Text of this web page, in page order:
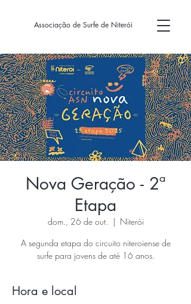
Associação de Surfe de Niterói
Nova Geração - 2ª
Etapa
dom., 26 de out.
  |
Niterói
A segunda etapa do circuito niteroiense de
surfe para jovens de até 16 anos.
Hora e local